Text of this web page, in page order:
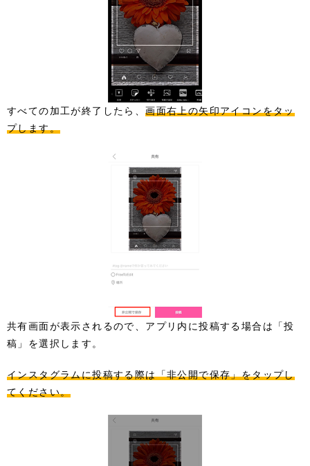
すべての加工が終了したら、画面右上の矢印アイコンをタッ
プします。
共有画面が表示されるので、アプリ内に投稿する場合は「投
稿」を選択します。
インスタグラムに投稿する際は「非公開で保存」をタップし
てください。